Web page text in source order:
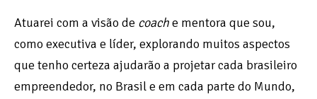
Atuarei com a visão de coache mentora que sou,
como executiva e líder, explorando muitos aspectos
que tenho certeza ajudarão a projetar cada brasileiro
empreendedor, no Brasil e em cada parte do Mundo,